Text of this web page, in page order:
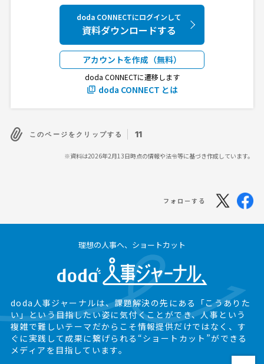
doda CONNECTにログインして
資料ダウンロードする
アカウントを作成（無料）
doda CONNECTに遷移します
doda CONNECT とは
このページをクリップする 11
※資料は2026年2月13日時点の情報や法令等に基づき作成しています。
フォローする
理想の人事へ、ショートカット
doda人事ジャーナルは、課題解決の先にある
「こうありた
い」という目指したい姿に気付くことができ、人事という
複雑で難しいテーマだからこそ情報提供だけではなく、 す
ぐに実践して成果に繋げられる“ショートカット”ができる
メディアを目指しています。